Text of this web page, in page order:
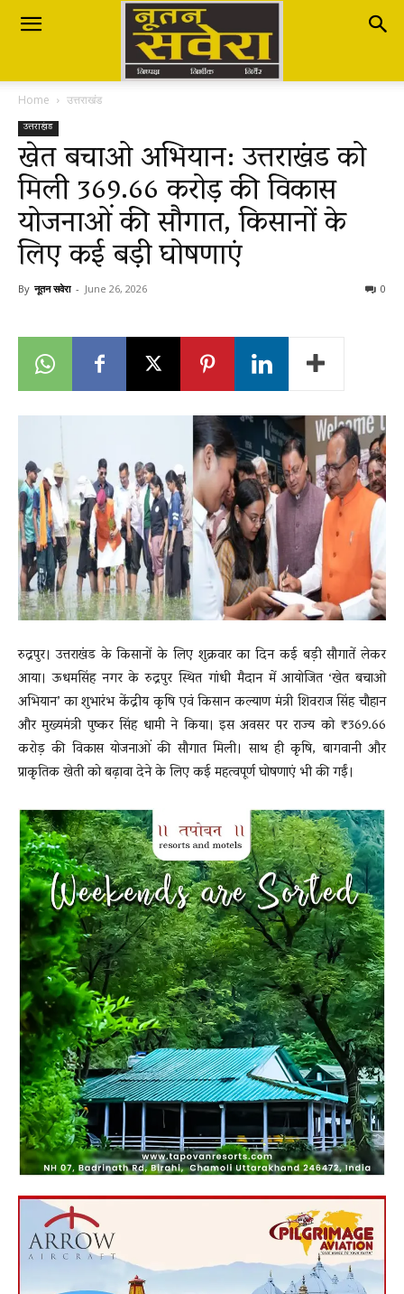
Nutan
Savera
नूतन
सवेरा
Breaking
News
LIVE
Home उत्तराखंड
उत्तराखंड
खेत बचाओ अभियान: उत्तराखंड को
मिली ₹369.66 करोड़ की विकास
योजनाओं की सौगात, किसानों के
लिए कई बड़ी घोषणाएं
By नूतन सवेरा - June 26, 2026 0
रुद्रपुर। उत्तराखंड के किसानों के लिए शुक्रवार का दिन कई बड़ी सौगातें लेकर
आया। ऊधमसिंह नगर के रुद्रपुर स्थित गांधी मैदान में आयोजित ‘खेत बचाओ
अभियान’ का शुभारंभ केंद्रीय कृषि एवं किसान कल्याण मंत्री शिवराज सिंह चौहान
और मुख्यमंत्री पुष्कर सिंह धामी ने किया। इस अवसर पर राज्य को ₹369.66
करोड़ की विकास योजनाओं की सौगात मिली। साथ ही कृषि, बागवानी और
प्राकृतिक खेती को बढ़ावा देने के लिए कई महत्वपूर्ण घोषणाएं भी की गईं।